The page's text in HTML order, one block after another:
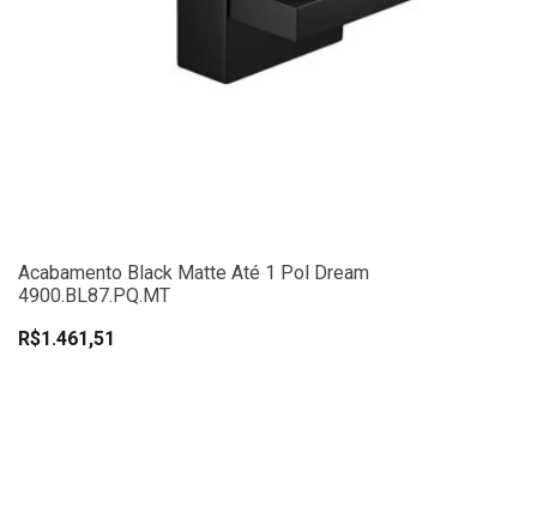
Acabamento Black Matte Até 1 Pol Dream
4900.BL87.PQ.MT
R$1.461,51